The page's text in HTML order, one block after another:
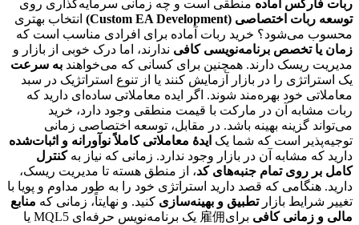
ربات فارکس آماده منطقی است و چه زمانی سرمایه‌گذاری روی
توسعه ربات اختصاصی (Custom EA Development)
انتخاب بهتری
محسوب می‌شود؟ خرید ربات آماده برای افرادی مناسب است که
زمان یا تخصص برنامه‌نویسی کافی ندارند، اما درک خوبی از بازار و
مدیریت ریسک دارند. همچنین برای کسانی که می‌خواهند به سرعت
یک استراتژی را در بازار آزمایش کنند یا از تنوع استراتژیک در سبد
معاملاتی خود بهره‌مند شوند. اگر ایده معاملاتی ساده‌ای دارید که
ربات مشابه آن در مارکت با قیمت منطقی وجود دارد، خرید
می‌تواند گزینه بهینه باشد. در مقابل، توسعه اختصاصی زمانی
توجیه‌پذیر است که شما یک ایدۀ معاملاتی کاملاً نوآورانه و اثبات‌شده
دارید که مشابه آن در بازار وجود ندارد. زمانی که نیاز بهکنترل
کامل بر روی تمام جنبه‌های کد، از منطق هسته تا مدیریت ریسک،
دارید. هنگامی که قصد دارید استراتژی خود را به طور مداوم و پویا با
تغییر شرایط بازارتطبیق و بهینه‌سازی کنید. و نهایتاً، زمانی که منابع
مالی و زمانی کافی
برای雇佣 یک برنامه‌نویس حرفه‌ای MQL5 یا